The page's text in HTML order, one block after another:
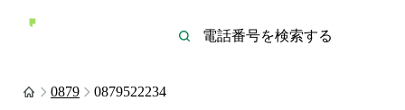
0879 0879522234